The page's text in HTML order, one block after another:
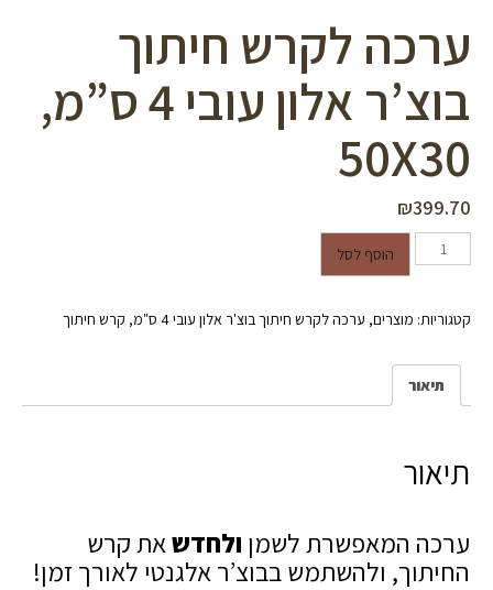
ערכה לקרש חיתוך
בוצ’ר אלון עובי 4 ס”מ,
50X30
₪399.70
כמות של ערכה לקרש חיתוך בוצ'ר
הוסף לסל
קטגוריות: מוצרים, ערכה לקרש חיתוך בוצ'ר אלון עובי 4 ס"מ , קרש חיתוך
תיאור
תיאור
ערכה המאפשרת לשמן ולחדשאת קרש
החיתוך, ולהשתמש בבוצ’ר אלגנטי לאורך זמן!